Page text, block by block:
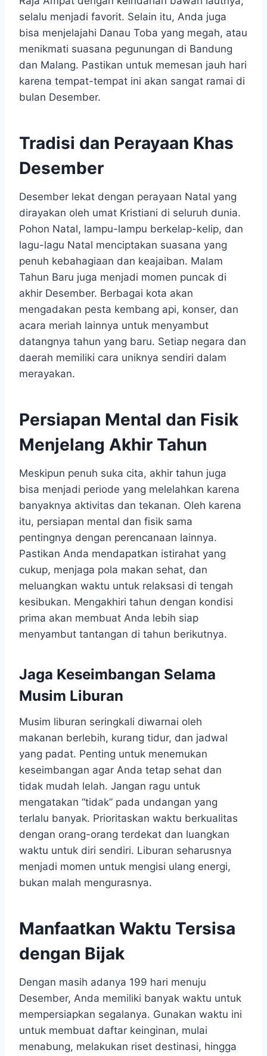
selalu menjadi favorit. Selain itu, Anda juga
bisa menjelajahi Danau Toba yang megah, atau
menikmati suasana pegunungan di Bandung
dan Malang. Pastikan untuk memesan jauh hari
karena tempat-tempat ini akan sangat ramai di
bulan Desember.
Tradisi dan Perayaan Khas
Desember
Desember lekat dengan perayaan Natal yang
dirayakan oleh umat Kristiani di seluruh dunia.
Pohon Natal, lampu-lampu berkelap-kelip, dan
lagu-lagu Natal menciptakan suasana yang
penuh kebahagiaan dan keajaiban. Malam
Tahun Baru juga menjadi momen puncak di
akhir Desember. Berbagai kota akan
mengadakan pesta kembang api, konser, dan
acara meriah lainnya untuk menyambut
datangnya tahun yang baru. Setiap negara dan
daerah memiliki cara uniknya sendiri dalam
merayakan.
Persiapan Mental dan Fisik
Menjelang Akhir Tahun
Meskipun penuh suka cita, akhir tahun juga
bisa menjadi periode yang melelahkan karena
banyaknya aktivitas dan tekanan. Oleh karena
itu, persiapan mental dan fisik sama
pentingnya dengan perencanaan lainnya.
Pastikan Anda mendapatkan istirahat yang
cukup, menjaga pola makan sehat, dan
meluangkan waktu untuk relaksasi di tengah
kesibukan. Mengakhiri tahun dengan kondisi
prima akan membuat Anda lebih siap
menyambut tantangan di tahun berikutnya.
Jaga Keseimbangan Selama
Musim Liburan
Musim liburan seringkali diwarnai oleh
makanan berlebih, kurang tidur, dan jadwal
yang padat. Penting untuk menemukan
keseimbangan agar Anda tetap sehat dan
tidak mudah lelah. Jangan ragu untuk
mengatakan “tidak” pada undangan yang
terlalu banyak. Prioritaskan waktu berkualitas
dengan orang-orang terdekat dan luangkan
waktu untuk diri sendiri. Liburan seharusnya
menjadi momen untuk mengisi ulang energi,
bukan malah mengurasnya.
Manfaatkan Waktu Tersisa
dengan Bijak
Dengan masih adanya 199 hari menuju
Desember, Anda memiliki banyak waktu untuk
mempersiapkan segalanya. Gunakan waktu ini
untuk membuat daftar keinginan, mulai
menabung, melakukan riset destinasi, hingga